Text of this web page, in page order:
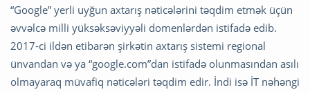
“Google” yerli uyğun axtarış nəticələrini təqdim etmək üçün
əvvəlcə milli yüksəksəviyyəli domenlərdən istifadə edib.
2017-ci ildən etibarən şirkətin axtarış sistemi regional
ünvandan və ya “google.com”dan istifadə olunmasından asılı
olmayaraq müvafiq nəticələri təqdim edir. İndi isə İT nəhəngi